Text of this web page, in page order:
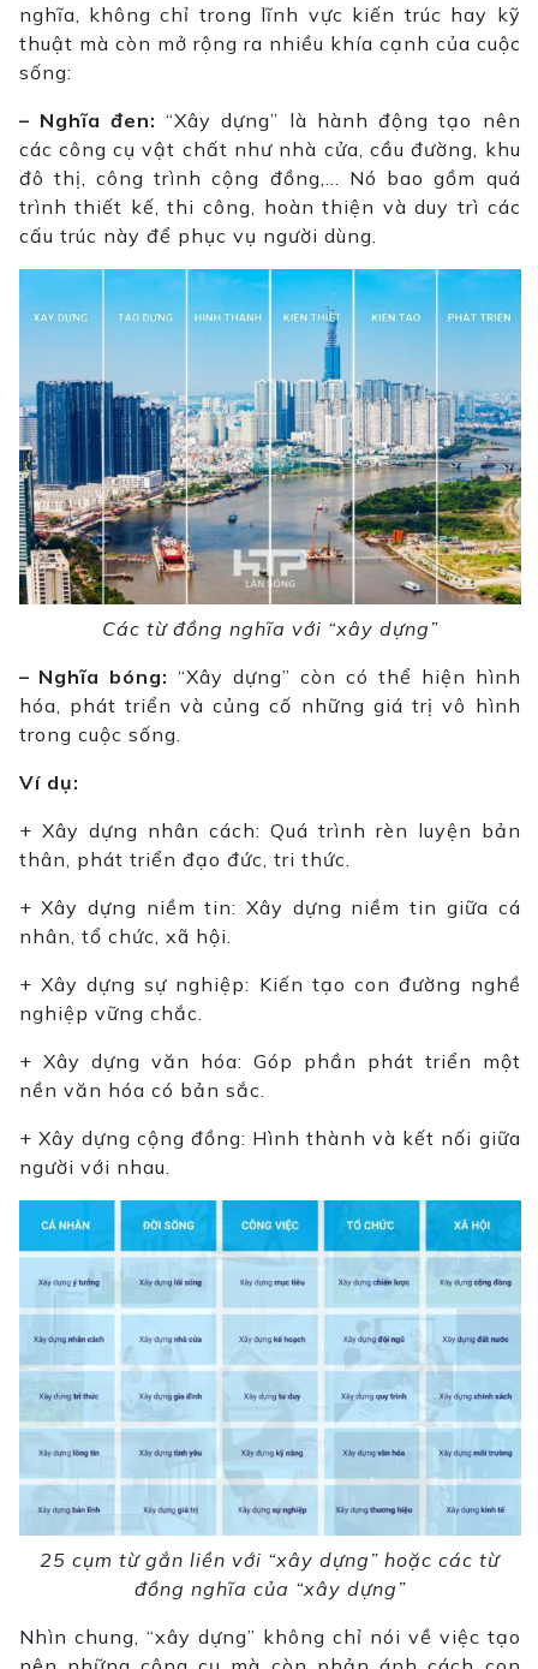
nghĩa, không chỉ trong lĩnh vực kiến ​​trúc hay kỹ
thuật mà còn mở rộng ra nhiều khía cạnh của cuộc
sống:
– Nghĩa đen: “Xây dựng” là hành động tạo nên
các công cụ vật chất như nhà cửa, cầu đường, khu
đô thị, công trình cộng đồng,… Nó bao gồm quá
trình thiết kế, thi công, hoàn thiện và duy trì các
cấu trúc này để phục vụ người dùng.
Các từ đồng nghĩa với “xây dựng”
– Nghĩa bóng: “Xây dựng” còn có thể hiện hình
hóa, phát triển và củng cố những giá trị vô hình
trong cuộc sống.
Ví dụ:
+ Xây dựng nhân cách: Quá trình rèn luyện bản
thân, phát triển đạo đức, tri thức.
+ Xây dựng niềm tin: Xây dựng niềm tin giữa cá
nhân, tổ chức, xã hội.
+ Xây dựng sự nghiệp: Kiến tạo con đường nghề
nghiệp vững chắc.
+ Xây dựng văn hóa: Góp phần phát triển một
nền văn hóa có bản sắc.
+ Xây dựng cộng đồng: Hình thành và kết nối giữa
người với nhau.
25 cụm từ gắn liền với “xây dựng” hoặc các từ
đồng nghĩa của “xây dựng”
Nhìn chung, “xây dựng” không chỉ nói về việc tạo